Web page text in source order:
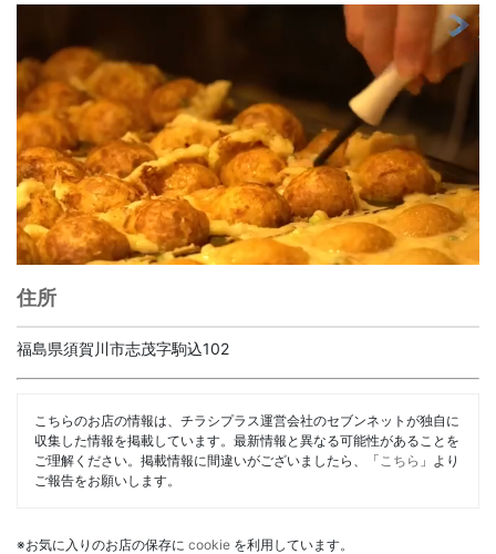
住所
福島県須賀川市志茂字駒込102
こちらのお店の情報は、チラシプラス運営会社のセブンネットが独自に
収集した情報を掲載しています。最新情報と異なる可能性があることを
ご理解ください。掲載情報に間違いがございましたら、「 こちら 」より
ご報告をお願いします。
※お気に入りのお店の保存に cookie を利用しています。